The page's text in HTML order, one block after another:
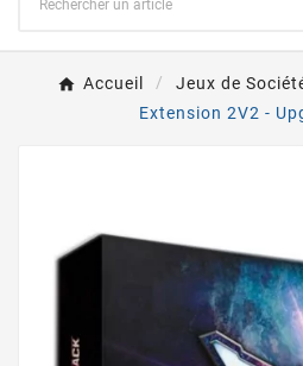
Accueil Jeux de
Extension 2V2 -